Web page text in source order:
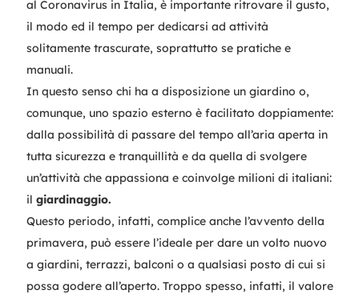
al Coronavirus in Italia, è importante ritrovare il gusto,
il modo ed il tempo per dedicarsi ad attività
solitamente trascurate, soprattutto se pratiche e
manuali.
In questo senso chi ha a disposizione un giardino o,
comunque, uno spazio esterno è facilitato doppiamente:
dalla possibilità di passare del tempo all’aria aperta in
tutta sicurezza e tranquillità e da quella di svolgere
un’attività che appassiona e coinvolge milioni di italiani:
il giardinaggio.
Questo periodo, infatti, complice anche l’avvento della
primavera, può essere l’ideale per dare un volto nuovo
a giardini, terrazzi, balconi o a qualsiasi posto di cui si
possa godere all’aperto. Troppo spesso, infatti, il valore